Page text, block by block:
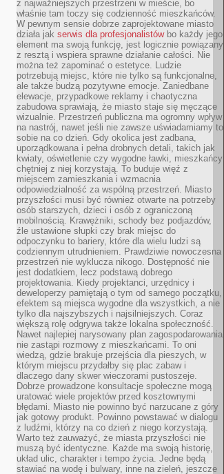
z najważniejszych przestrzeni w mieście, bo
właśnie tam toczy się codzienność mieszkańców.
W pewnym sensie dobrze zaprojektowane miasto
działa jak serwis dla profesjonalistówbo każdy jego
element ma swoją funkcję, jest logicznie powiązany
z resztą i wspiera sprawne działanie całości. Nie
można też zapominać o estetyce. Ludzie
potrzebują miejsc, które nie tylko są funkcjonalne,
ale także budzą pozytywne emocje. Zaniedbane
elewacje, przypadkowe reklamy i chaotyczna
zabudowa sprawiają, że miasto staje się męczące
wizualnie. Przestrzeń publiczna ma ogromny wpływ
na nastrój, nawet jeśli nie zawsze uświadamiamy to
sobie na co dzień. Gdy okolica jest zadbana,
uporządkowana i pełna drobnych detali, takich jak
kwiaty, oświetlenie czy wygodne ławki, mieszkańcy
chętniej z niej korzystają. To buduje więź z
miejscem zamieszkania i wzmacnia
odpowiedzialność za wspólną przestrzeń. Miasto
przyszłości musi być również otwarte na potrzeby
osób starszych, dzieci i osób z ograniczoną
mobilnością. Krawężniki, schody bez podjazdów,
źle ustawione słupki czy brak miejsc do
odpoczynku to bariery, które dla wielu ludzi są
codziennym utrudnieniem. Prawdziwie nowoczesna
przestrzeń nie wyklucza nikogo. Dostępność nie
jest dodatkiem, lecz podstawą dobrego
projektowania. Kiedy projektanci, urzędnicy i
deweloperzy pamiętają o tym od samego początku,
efektem są miejsca wygodne dla wszystkich, a nie
tylko dla najszybszych i najsilniejszych. Coraz
większą rolę odgrywa także lokalna społeczność.
Nawet najlepiej narysowany plan zagospodarowania
nie zastąpi rozmowy z mieszkańcami. To oni
wiedzą, gdzie brakuje przejścia dla pieszych, w
którym miejscu przydałby się plac zabaw i
dlaczego dany skwer wieczorami pustoszeje.
Dobrze prowadzone konsultacje społeczne mogą
uratować wiele projektów przed kosztownymi
błędami. Miasto nie powinno być narzucane z góry
jak gotowy produkt. Powinno powstawać w dialogu
z ludźmi, którzy na co dzień z niego korzystają.
Warto też zauważyć, że miasta przyszłości nie
muszą być identyczne. Każde ma swoją historię,
układ ulic, charakter i tempo życia. Jedne będą
stawiać na wodę i bulwary, inne na zieleń, jeszcze